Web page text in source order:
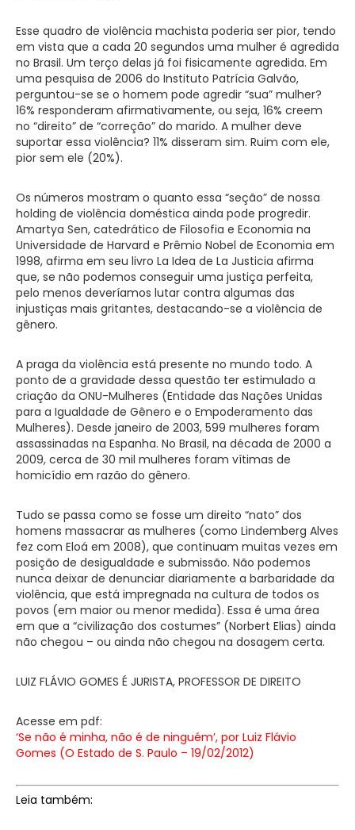
Esse quadro de violência machista poderia ser pior, tendo
em vista que a cada 20 segundos uma mulher é agredida
no Brasil. Um terço delas já foi fisicamente agredida. Em
uma pesquisa de 2006 do Instituto Patrícia Galvão,
perguntou-se se o homem pode agredir “sua” mulher?
16% responderam afirmativamente, ou seja, 16% creem
no “direito” de “correção” do marido. A mulher deve
suportar essa violência? 11% disseram sim. Ruim com ele,
pior sem ele (20%).
Os números mostram o quanto essa “seção” de nossa
holding de violência doméstica ainda pode progredir.
Amartya Sen, catedrático de Filosofia e Economia na
Universidade de Harvard e Prêmio Nobel de Economia em
1998, afirma em seu livro La Idea de La Justicia afirma
que, se não podemos conseguir uma justiça perfeita,
pelo menos deveríamos lutar contra algumas das
injustiças mais gritantes, destacando-se a violência de
gênero.
A praga da violência está presente no mundo todo. A
ponto de a gravidade dessa questão ter estimulado a
criação da ONU-Mulheres (Entidade das Nações Unidas
para a Igualdade de Gênero e o Empoderamento das
Mulheres). Desde janeiro de 2003, 599 mulheres foram
assassinadas na Espanha. No Brasil, na década de 2000 a
2009, cerca de 30 mil mulheres foram vítimas de
homicídio em razão do gênero.
Tudo se passa como se fosse um direito “nato” dos
homens massacrar as mulheres (como Lindemberg Alves
fez com Eloá em 2008), que continuam muitas vezes em
posição de desigualdade e submissão. Não podemos
nunca deixar de denunciar diariamente a barbaridade da
violência, que está impregnada na cultura de todos os
povos (em maior ou menor medida). Essa é uma área
em que a “civilização dos costumes” (Norbert Elias) ainda
não chegou – ou ainda não chegou na dosagem certa.
LUIZ FLÁVIO GOMES É JURISTA, PROFESSOR DE DIREITO
Acesse em pdf:
‘Se não é minha, não é de ninguém’, por Luiz Flávio
Gomes (O Estado de S. Paulo – 19/02/2012)
Leia também: